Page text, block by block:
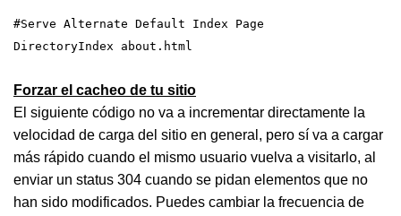
#Serve Alternate Default Index Page
DirectoryIndex about.html
Forzar el cacheo de tu sitio
El siguiente código no va a incrementar directamente la
velocidad de carga del sitio en general, pero sí va a cargar
más rápido cuando el mismo usuario vuelva a visitarlo, al
enviar un status 304 cuando se pidan elementos que no
han sido modificados. Puedes cambiar la frecuencia de